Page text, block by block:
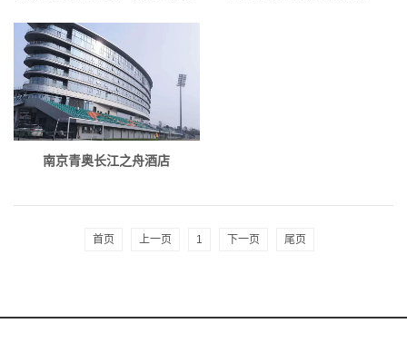
南京青奥长江之舟酒店
首页 上一页 1 下一页 尾页